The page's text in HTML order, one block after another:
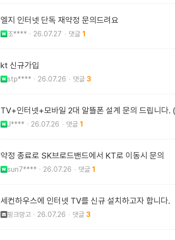
엘지 인터넷 단독 재약정 문의드려요
조**** 26.07.27 1
kt 신규가입
stp**** 26.07.26 3
TV+인터넷+모바일 2대 알뜰폰 설계 문의 드립니다.
J**** 26.07.26 1
약정 종료로 SK브로드밴드에서 KT로 이동시 문의
sun7**** 26.07.26 1
세컨하우스에 인터넷 TV를 신규 설치하고자 합니다.
핑크망고 26.07.26 3